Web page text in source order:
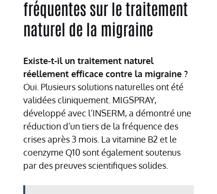
fréquentes sur le traitement
naturel de la migraine
Existe-t-il un traitement naturel
réellement efficace contre la migraine ?
Oui. Plusieurs solutions naturelles ont été
validées cliniquement. MIGSPRAY,
développé avec l’INSERM, a démontré une
réduction d’un tiers de la fréquence des
crises après 3 mois. La vitamine B2 et le
coenzyme Q10 sont également soutenus
par des preuves scientifiques solides.